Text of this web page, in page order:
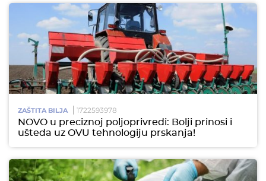
ZAŠTITA BILJA 1722593978
NOVO u preciznoj poljoprivredi: Bolji prinosi i
ušteda uz OVU tehnologiju prskanja!